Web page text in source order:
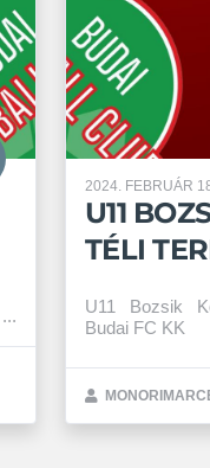
2024. FEBRUÁR
U11
TÉLI
U11 Bozsik
Budai FC KK